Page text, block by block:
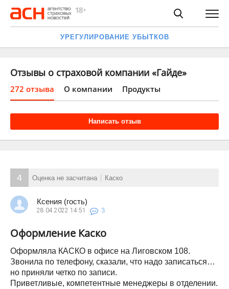
УРЕГУЛИРОВАНИЕ УБЫТКОВ
Отзывы о страховой компании «Гайде»
272 отзыва О компании Продукты
Написать отзыв
4 Оценка не засчитана Каско
Ксения (гость)
28.04.2022 14:51 3
Оформление Каско
Оформляла КАСКО в офисе на Лиговском 108.
Звонила по телефону, сказали, что надо записаться…
но приняли четко по записи.
Приветливые, компетентные менеджеры в отделении.